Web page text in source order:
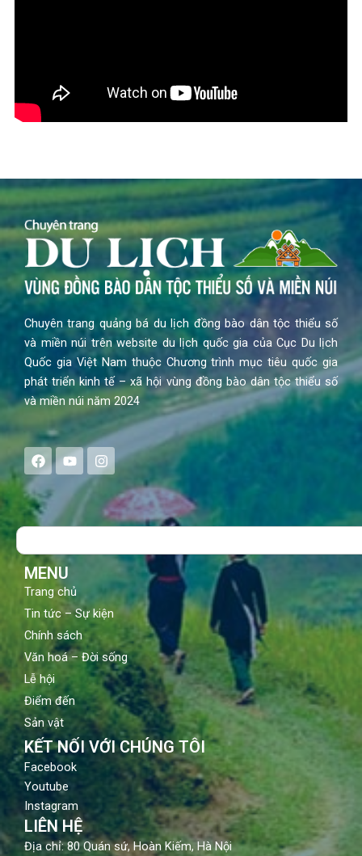
Chuyên trang quảng bá du lịch đồng bào dân tộc thiểu số
và miền núi trên website du lịch quốc gia của Cục Du lịch
Quốc gia Việt Nam thuộc Chương trình mục tiêu quốc gia
phát triển kinh tế – xã hội vùng đồng bào dân tộc thiểu số
và miền núi năm 2024
F
a
e
b
o
Y
o
t
u
b
I
n
s
a
g
Search
MENU
Trang chủ
Tin tức – Sự kiện
Chính sách
Văn hoá – Đời sống
Lễ hội
Điểm đến
Sản vật
KẾT NỐI VỚI CHÚNG TÔI
Facebook
Youtube
Instagram
LIÊN HỆ
Địa chỉ: 80 Quán sứ, Hoàn Kiếm, Hà Nội